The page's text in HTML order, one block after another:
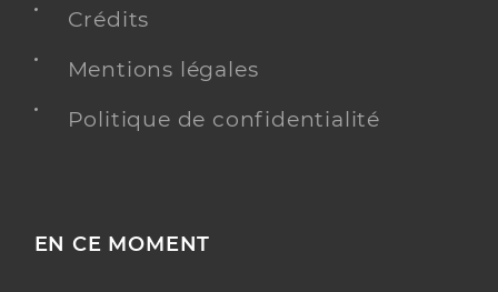
Crédits
Mentions légales
Politique de confidentialité
EN CE MOMENT